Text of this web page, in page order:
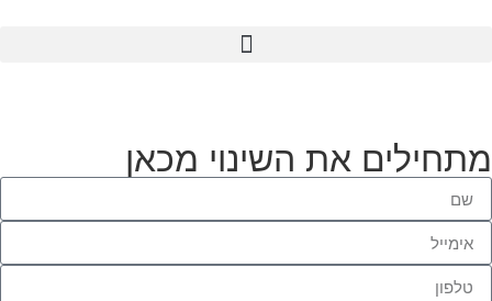
מתחילים את השינוי מכאן